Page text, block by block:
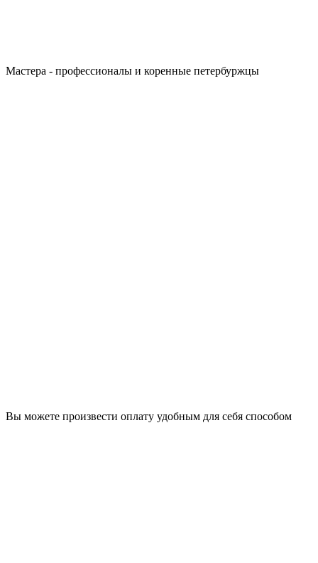
Мастера - профессионалы и коренные петербуржцы
Вы можете произвести оплату удобным для себя способом